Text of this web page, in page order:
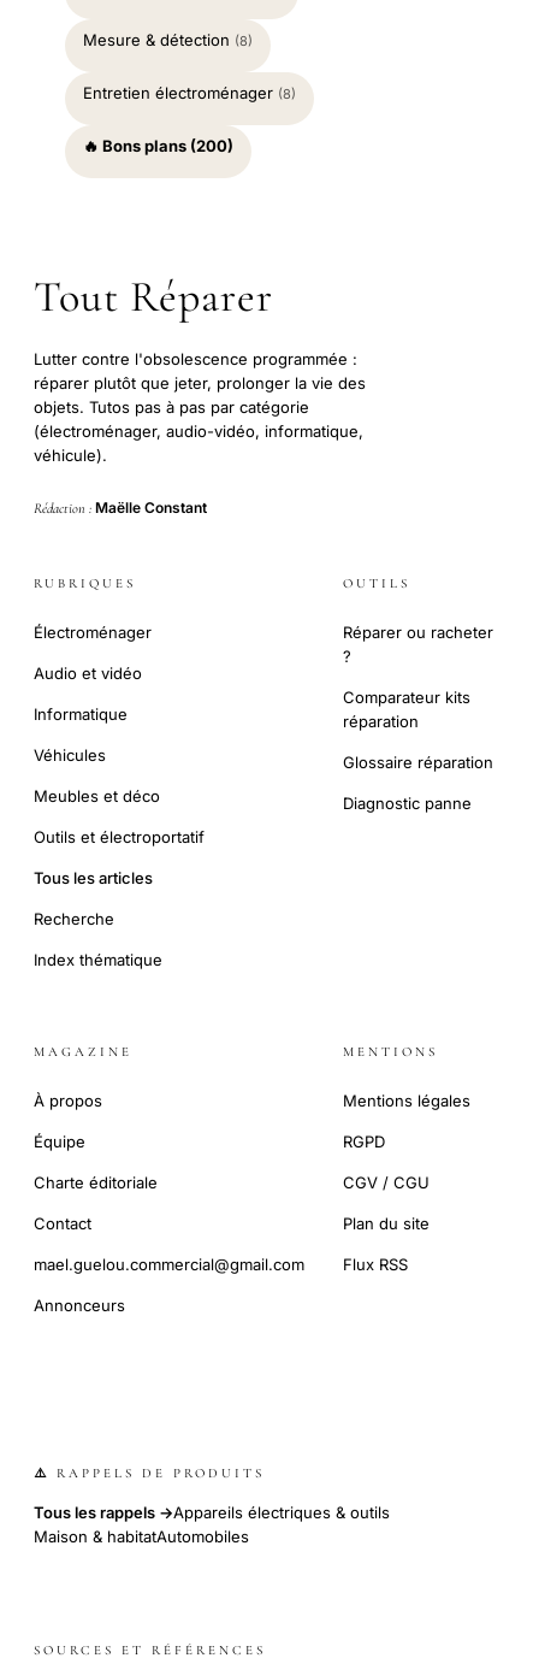
Mesure & détection (8)
Entretien électroménager (8)
🔥 Bons plans (200)
Tout Réparer
Lutter contre l'obsolescence programmée :
réparer plutôt que jeter, prolonger la vie des
objets. Tutos pas à pas par catégorie
(électroménager, audio-vidéo, informatique,
véhicule).
Rédaction : Maëlle Constant
RUBRIQUES
Électroménager
Audio et vidéo
Informatique
Véhicules
Meubles et déco
Outils et électroportatif
Tous les articles
Recherche
Index thématique
OUTILS
Réparer ou racheter
?
Comparateur kits
réparation
Glossaire réparation
Diagnostic panne
MAGAZINE
À propos
Équipe
Charte éditoriale
Contact
mael.guelou.commercial@gmail.com
Annonceurs
MENTIONS
Mentions légales
RGPD
CGV / CGU
Plan du site
Flux RSS
⚠️ RAPPELS DE PRODUITS
Tous les rappels →Appareils électriques & outils
Maison & habitatAutomobiles
SOURCES ET RÉFÉRENCES